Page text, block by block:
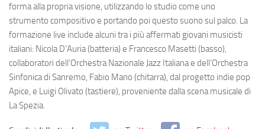
forma alla propria visione, utilizzando lo studio come uno
strumento compositivo e portando poi questo suono sul palco. La
formazione live include alcuni tra i più affermati giovani musicisti
italiani: Nicola D’Auria (batteria) e Francesco Masetti (basso),
collaboratori dell’Orchestra Nazionale Jazz Italiana e dell’Orchestra
Sinfonica di Sanremo, Fabio Mano (chitarra), dal progetto indie pop
Apice, e Luigi Olivato (tastiere), proveniente dalla scena musicale di
La Spezia.